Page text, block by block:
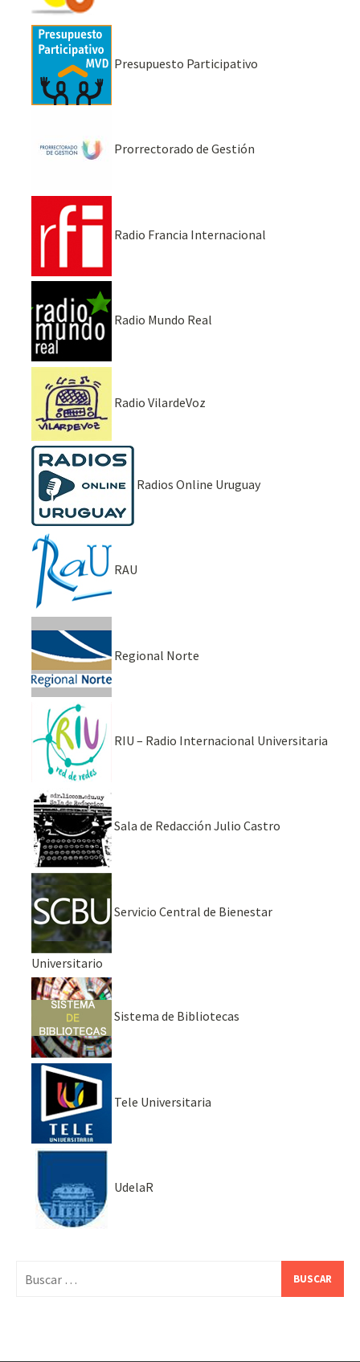
Presupuesto Participativo
Prorrectorado de Gestión
Radio Francia Internacional
Radio Mundo Real
Radio VilardeVoz
Radios Online Uruguay
RAU
Regional Norte
RIU – Radio Internacional Universitaria
Sala de Redacción Julio Castro
Servicio Central de Bienestar
Universitario
Sistema de Bibliotecas
Tele Universitaria
UdelaR